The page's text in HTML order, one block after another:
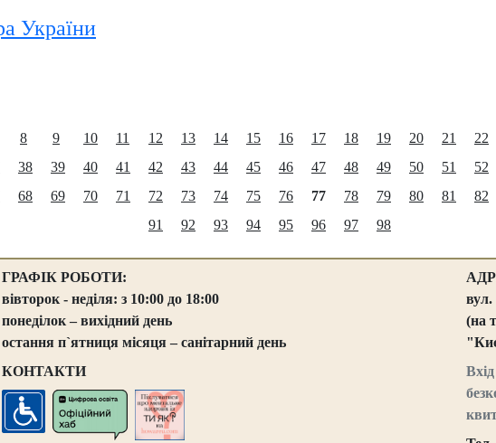
України
8 9 10 11 12 13 14 15 16 17 18 19 20 21 22
38 39 40 41 42 43 44 45 46 47 48 49 50 51 52
68 69 70 71 72 73 74 75 76 77 78 79 80 81 82
91
92 93 94 95 96 97 98
ГРАФІК РОБОТИ:
вівторок - неділя: з 10:00 до 18:00
понеділок – вихідний день
остання п`ятниця місяця – санітарний день
КОНТАКТИ
вул.
(на